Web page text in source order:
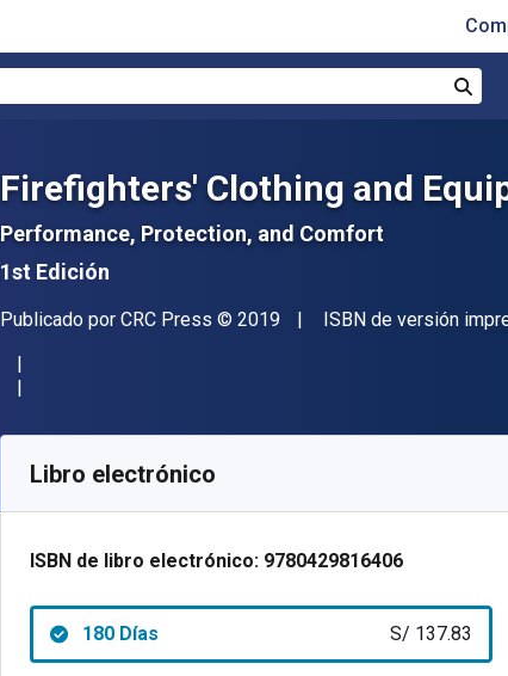
Firefighters' Clothing and
Performance, Protection, and Comfort
1st Edición
Editor
Publicado por CRC Press Copyright
© 2019 ISBN de versión
SKU:
Libro electrónico
ISBN de libro electrónico: 9780429816406
180 Días S/ 137.83